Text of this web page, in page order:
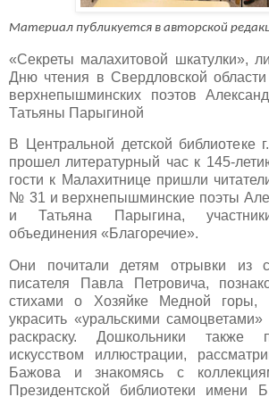
Материал публикуется в авторской
«Секреты малахитовой шкатулки»,
Дню чтения в Свердловской
верхнепышминских поэтов
Татьяны Парыгиной
В Центральной детской
прошел литературный час к 145-
гости к Малахитнице пришли
№ 31 и верхнепышминские поэты
и Татьяна Парыгина,
объединения «Благоречие».
Они почитали детям отрывки из
писателя Павла Петровича,
стихами о Хозяйке Медной горы,
украсить «уральскими
раскраску. Дошкольники также
искусством иллюстрации,
Бажова и знакомясь с
Президентской библиотеки имени